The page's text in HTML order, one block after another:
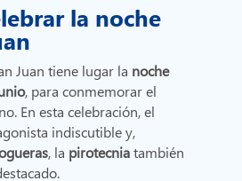
la noche
Juan tiene lugar la noche
, para conmemorar el
En esta celebración, el
indiscutible y,
, la pirotecniatambién